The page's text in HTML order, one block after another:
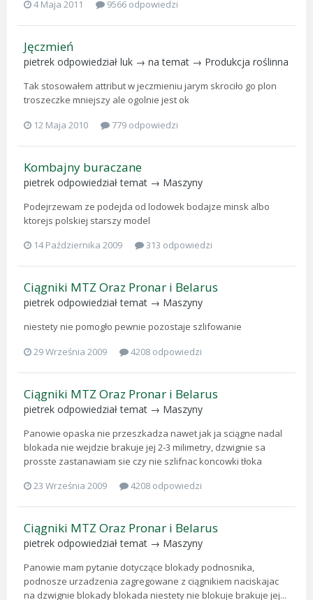
4 Maja 2011
9566 odpowiedzi
Jęczmień
pietrek odpowiedział luk → na temat → Produkcja roślinna
Tak stosowałem attribut w jeczmieniu jarym skrociło go plon
troszeczke mniejszy ale ogolnie jest ok
12 Maja 2010
779 odpowiedzi
Kombajny buraczane
pietrek odpowiedział temat → Maszyny
Podejrzewam ze podejda od lodowek bodajze minsk albo
ktorejs polskiej starszy model
14 Października 2009
313 odpowiedzi
Ciągniki MTZ Oraz Pronar i Belarus
pietrek odpowiedział temat → Maszyny
niestety nie pomogło pewnie pozostaje szlifowanie
29 Września 2009
4208 odpowiedzi
Ciągniki MTZ Oraz Pronar i Belarus
pietrek odpowiedział temat → Maszyny
Panowie opaska nie przeszkadza nawet jak ja sciągne nadal
blokada nie wejdzie brakuje jej 2-3 milimetry, dzwignie sa
prosste zastanawiam sie czy nie szlifnac koncowki tłoka
23 Września 2009
4208 odpowiedzi
Ciągniki MTZ Oraz Pronar i Belarus
pietrek odpowiedział temat → Maszyny
Panowie mam pytanie dotyczące blokady podnosnika,
podnosze urzadzenia zagregowane z ciągnikiem naciskajac
na dzwignie blokady blokada niestety nie blokuje brakuje jej...